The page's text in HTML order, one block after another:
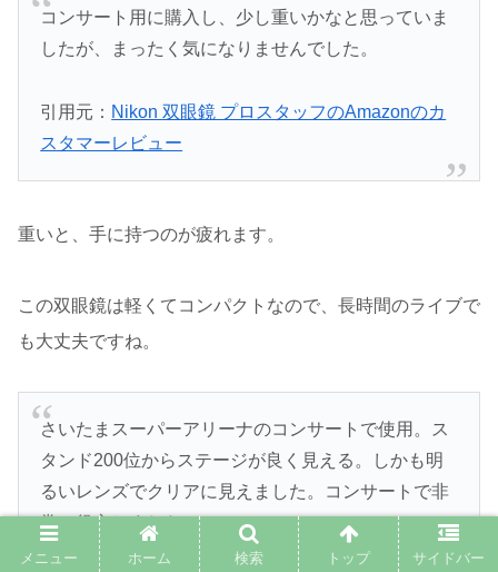
コンサート用に購入し、少し重いかなと思っていま
したが、まったく気になりませんでした。
引用元： Nikon 双眼鏡 プロスタッフのAmazonのカ
スタマーレビュー
重いと、手に持つのが疲れます。
この双眼鏡は軽くてコンパクトなので、長時間のライブで
も大丈夫ですね。
さいたまスーパーアリーナのコンサートで使用。ス
タンド200位からステージが良く見える。しかも明
るいレンズでクリアに見えました。コンサートで非
常に役立ちました。
メニュー ホーム 検索 トップ サイドバー